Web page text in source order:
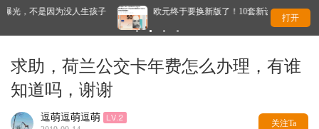
孩子 欧元终于要换新版了！10套新设计公布，你最喜欢哪一款？
打开
求助，荷兰公交卡年费怎么办理，有谁
知道吗，谢谢
逗萌逗萌逗萌
关注Ta